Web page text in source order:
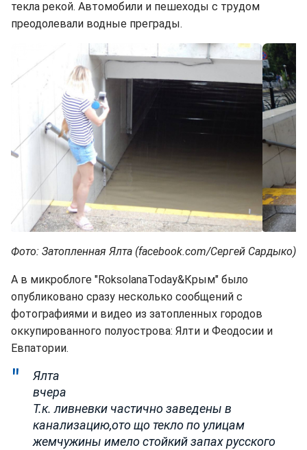
текла рекой. Автомобили и пешеходы с трудом
преодолевали водные преграды.
Фото: Затопленная Ялта (facebook.com/Сергей Сардыко)
А в микроблоге "RoksolanaToday&Крым" было
опубликовано сразу несколько сообщений с
фотографиями и видео из затопленных городов
оккупированного полуострова: Ялти и Феодосии и
Евпатории.
Ялта
вчера
Т.к. ливневки частично заведены в
канализацию,ото що текло по улицам
жемчужины имело стойкий запах русского